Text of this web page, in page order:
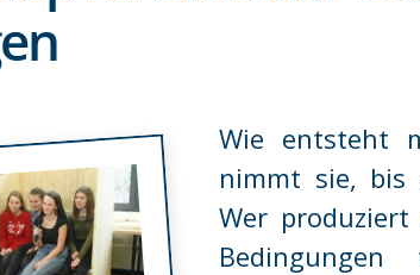
Wie entsteht
nimmt sie, bis
Wer produziert
Bedingungen